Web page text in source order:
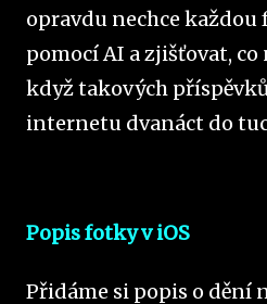
opravdu nechce
pomocí AI a zjišťovat, co
když takových
internetu dvanáct do
Popis fotky v iOS
Přidáme si popis o dění